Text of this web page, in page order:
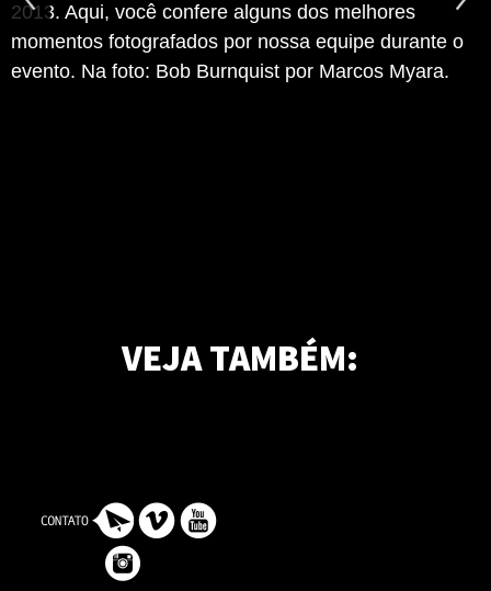
2013. Aqui, você confere alguns dos melhores
momentos fotografados por nossa equipe durante o
evento. Na foto: Bob Burnquist por Marcos Myara.
VEJA TAMBÉM:
Loveletters: Vert, Punk Rock e Texas Plant